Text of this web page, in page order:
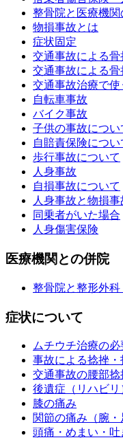
整骨院と医療機関
物損事故とは
症状固定
交通事故による骨
交通事故による骨
交通事故治療で
自転車事故
バイク事故
子供の事故につい
自賠責保険につい
歩行事故について
人身事故
自損事故について
人身事故と物損事
同乗者がいた場合
人身傷害保険
医療機関との併院
整骨院と整形外
症状について
ムチウチ治療の必
事故による捻挫・
交通事故の腰部捻
後遺症（リハビ
膝の痛み
関節の痛み（腕・
頭痛・めまい・吐